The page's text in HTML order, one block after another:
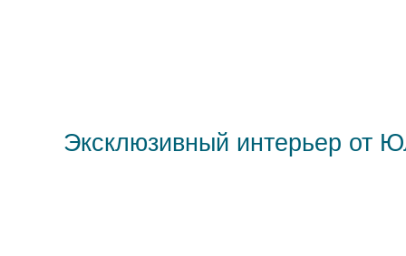
Эксклюзивный интерьер от